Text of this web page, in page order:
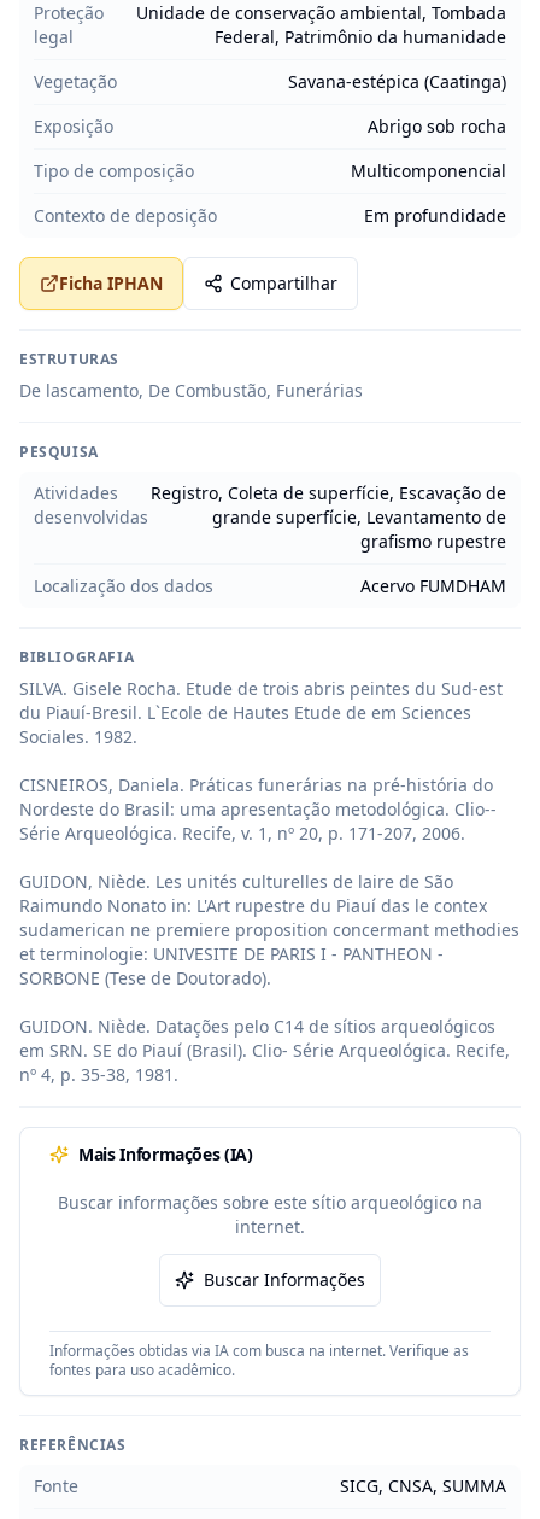
Proteção
legal
Unidade de conservação ambiental, Tombada
Federal, Patrimônio da humanidade
Vegetação
Savana-estépica (Caatinga)
Exposição
Abrigo sob rocha
Tipo de composição
Multicomponencial
Contexto de deposição
Em profundidade
Ficha IPHAN Compartilhar
ESTRUTURAS
De lascamento, De Combustão, Funerárias
PESQUISA
Atividades
desenvolvidas
Registro, Coleta de superfície, Escavação de
grande superfície, Levantamento de
grafismo rupestre
Localização dos dados
Acervo FUMDHAM
BIBLIOGRAFIA
SILVA. Gisele Rocha. Etude de trois abris peintes du Sud-est
du Piauí-Bresil. L`Ecole de Hautes Etude de em Sciences
Sociales. 1982.
CISNEIROS, Daniela. Práticas funerárias na pré-história do
Nordeste do Brasil: uma apresentação metodológica. Clio--
Série Arqueológica. Recife, v. 1, nº 20, p. 171-207, 2006.
GUIDON, Niède. Les unités culturelles de laire de São
Raimundo Nonato in: L'Art rupestre du Piauí das le contex
sudamerican ne premiere proposition concermant methodies
et terminologie: UNIVESITE DE PARIS I - PANTHEON -
SORBONE (Tese de Doutorado).
GUIDON. Niède. Datações pelo C14 de sítios arqueológicos
em SRN. SE do Piauí (Brasil). Clio- Série Arqueológica. Recife,
nº 4, p. 35-38, 1981.
Mais Informações (IA)
Buscar informações sobre este sítio arqueológico na
internet.
Buscar Informações
Informações obtidas via IA com busca na internet. Verifique as
fontes para uso acadêmico.
REFERÊNCIAS
Fonte SICG, CNSA, SUMMA